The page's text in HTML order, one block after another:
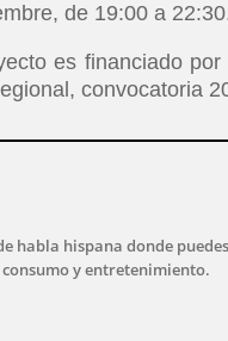
de 19:00 a
es financiado por
convocatoria
habla hispana donde
y entretenimiento.